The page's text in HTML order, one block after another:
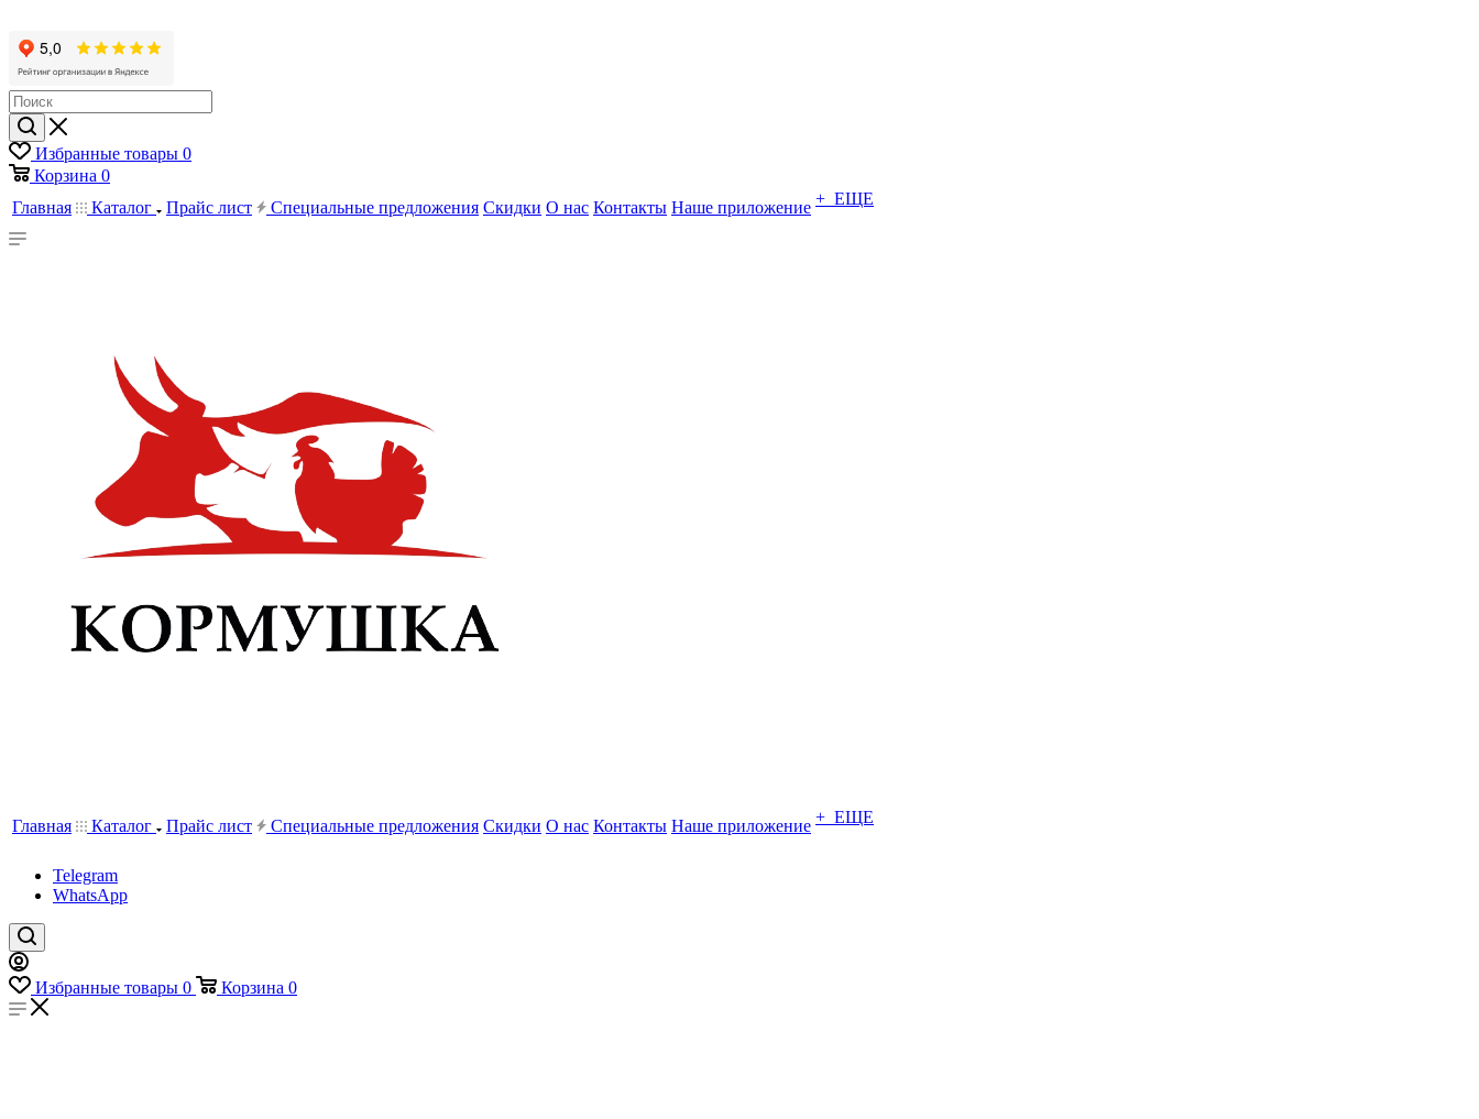
Избранные товары 0
Корзина 0
Главная
Каталог Прайс лист Специальные предложения Скидки О нас Контакты Наше приложение + ЕЩЕ
Главная Каталог Прайс лист Специальные предложения Скидки О нас Контакты Наше приложение + ЕЩЕ
Telegram
WhatsApp
Избранные товары 0 Корзина 0